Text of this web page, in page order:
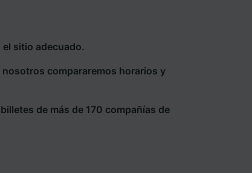
sitio adecuado.
compararemos horarios y
de más de 170 compañías de